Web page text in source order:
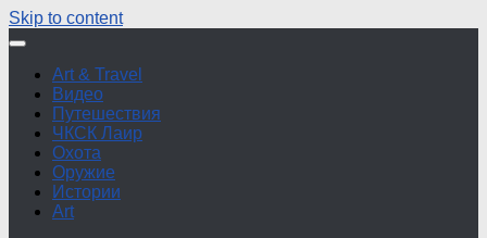
Skip to content
Art & Travel
Видео
Путешествия
ЧКСК Лаир
Охота
Оружие
Истории
Art